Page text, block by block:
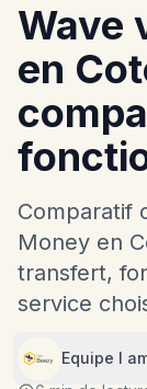
Wave
en
Comparatif
Money en
transfert,
service
Equipe I